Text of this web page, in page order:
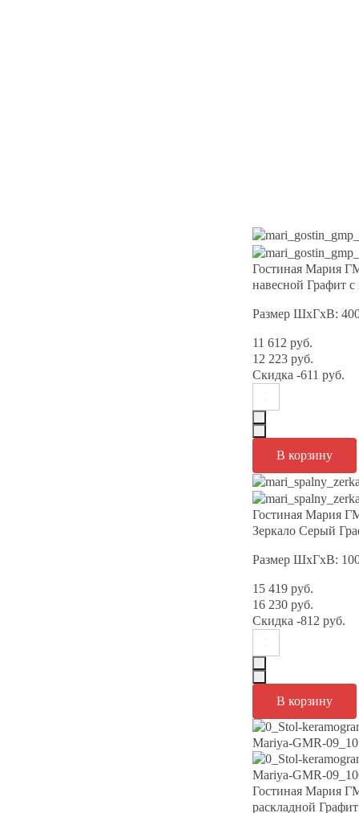
Гостиная Мария
навесной Графит с
Размер ШхГхВ:
11 612 руб.
12 223 руб.
Скидка -611 руб.
Гостиная Мария
Зеркало Серый
Размер ШхГхВ:
15 419 руб.
16 230 руб.
Скидка -812 руб.
Гостиная Мария
раскладной